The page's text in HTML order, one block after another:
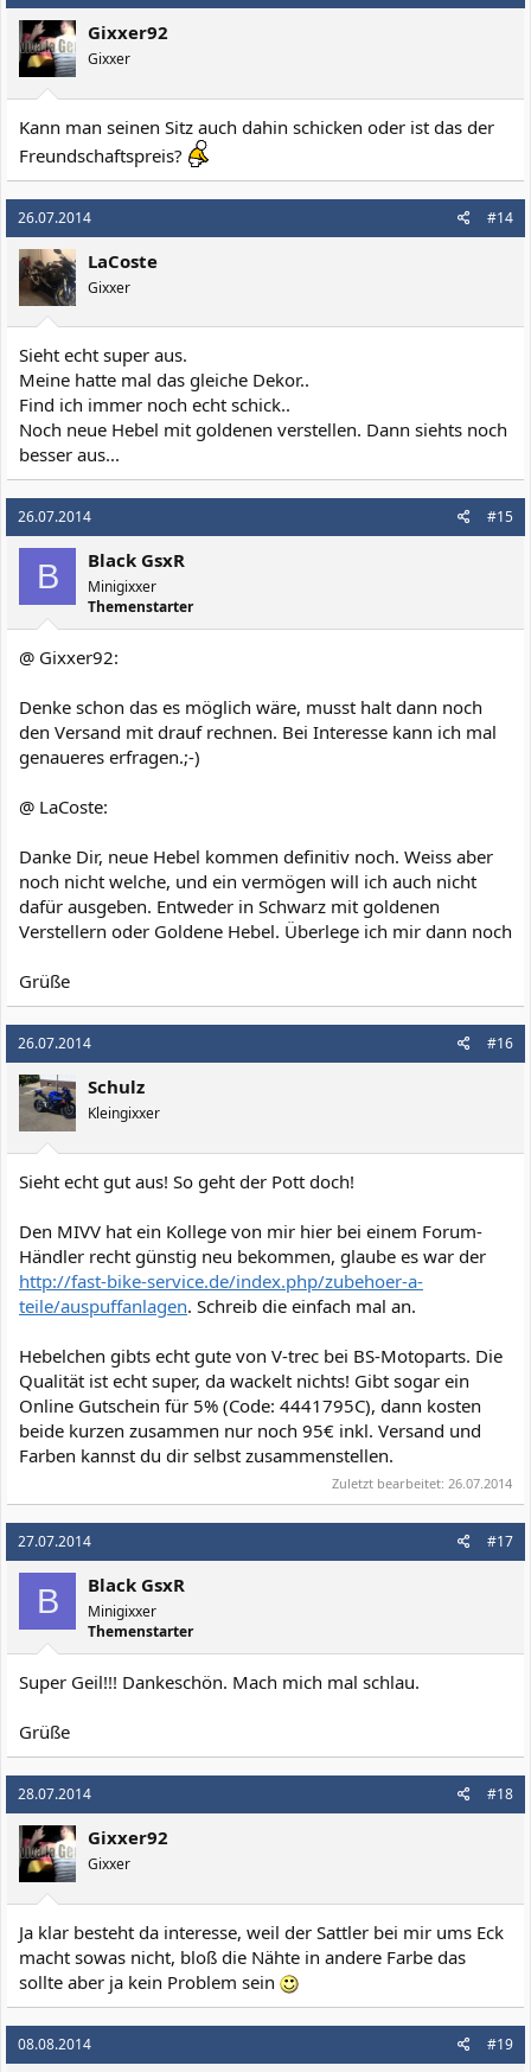
Gixxer92
Gixxer
Kann man seinen Sitz auch dahin schicken oder ist das der
Freundschaftspreis?
26.07.2014 #14
LaCoste
Gixxer
Sieht echt super aus.
Meine hatte mal das gleiche Dekor..
Find ich immer noch echt schick..
Noch neue Hebel mit goldenen verstellen. Dann siehts noch
besser aus...
26.07.2014 #15
B Black GsxR
Minigixxer
Themenstarter
@ Gixxer92:
Denke schon das es möglich wäre, musst halt dann noch
den Versand mit drauf rechnen. Bei Interesse kann ich mal
genaueres erfragen.;-)
@ LaCoste:
Danke Dir, neue Hebel kommen definitiv noch. Weiss aber
noch nicht welche, und ein vermögen will ich auch nicht
dafür ausgeben. Entweder in Schwarz mit goldenen
Verstellern oder Goldene Hebel. Überlege ich mir dann noch
Grüße
26.07.2014 #16
Schulz
Kleingixxer
Sieht echt gut aus! So geht der Pott doch!
Den MIVV hat ein Kollege von mir hier bei einem Forum-
Händler recht günstig neu bekommen, glaube es war der
http://fast-bike-service.de/index.php/zubehoer-a-
teile/auspuffanlagen. Schreib die einfach mal an.
Hebelchen gibts echt gute von V-trec bei BS-Motoparts. Die
Qualität ist echt super, da wackelt nichts! Gibt sogar ein
Online Gutschein für 5% (Code: 4441795C), dann kosten
beide kurzen zusammen nur noch 95€ inkl. Versand und
Farben kannst du dir selbst zusammenstellen.
Zuletzt bearbeitet: 26.07.2014
27.07.2014 #17
B Black GsxR
Minigixxer
Themenstarter
Super Geil!!! Dankeschön. Mach mich mal schlau.
Grüße
28.07.2014 #18
Gixxer92
Gixxer
Ja klar besteht da interesse, weil der Sattler bei mir ums Eck
macht sowas nicht, bloß die Nähte in andere Farbe das
sollte aber ja kein Problem sein
08.08.2014 #19